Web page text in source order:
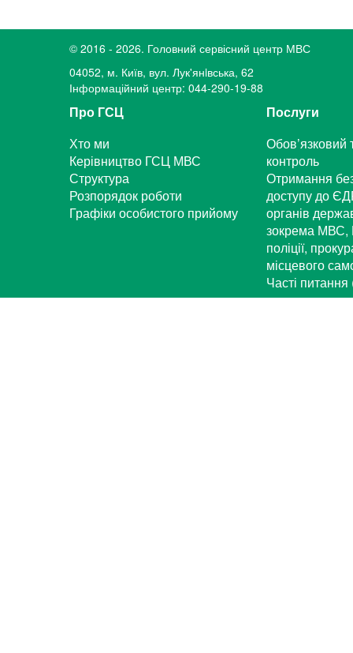
© 2016 - 2026. Головний сервісний центр МВС
04052, м. Київ, вул. Лук'янiвська, 62
Інформаційний центр: 044-290-19-88
Про ГСЦ
Хто ми
Керівництво ГСЦ МВС
Структура
Розпорядок роботи
Графіки особистого прийому
Послуги
Обов’язковий
контроль
Отримання
доступу до
органів
зокрема МВС,
поліції,
місцевого
Часті питання